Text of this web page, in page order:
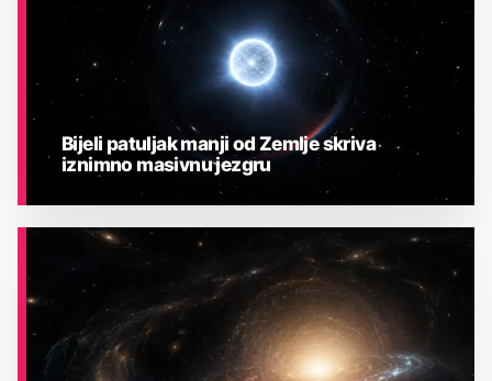
Bijeli patuljak manji od Zemlje skriva
iznimno masivnu jezgru